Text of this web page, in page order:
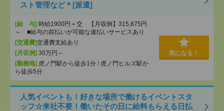
スト管理など＊[派遣]
[給 与] 時給1900円＋交 【月収例】315,875円
～ ■給与の前払いが可能な速払いサービスあり
[交通費]交通費支給あり
[月収例] 30万円～
[勤務地] 虎ノ門駅から徒歩1分 / 虎ノ門ヒルズ駅か
ら徒歩5分
気になる！
人気イベントも！好きな場所で働けるイベントスタ
ッフ☆来社不要！働いたその日に給料もらえる日払